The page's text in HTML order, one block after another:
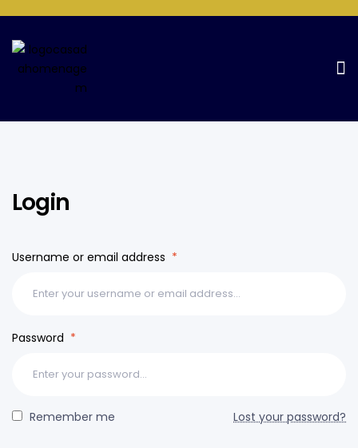
Login
Username or email address *
Password *
Remember me Lost your password?